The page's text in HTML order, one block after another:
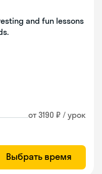
and fun lessons
от 3190 ₽ / урок
Выбрать время